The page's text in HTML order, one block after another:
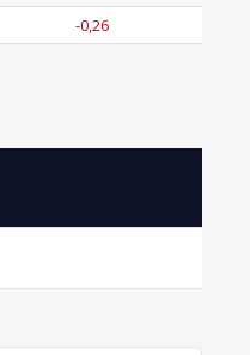
-0,26